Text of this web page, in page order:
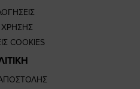
ΧΡΗΣΗΣ
COOKIES